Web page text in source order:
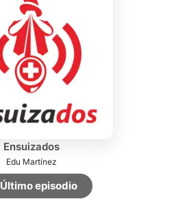
Ensuizados
Edu Martínez
Último episodio